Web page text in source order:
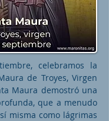
celebramos la
de Troyes, Virgen
Maura demostró una
que a menudo
misma como lágrimas